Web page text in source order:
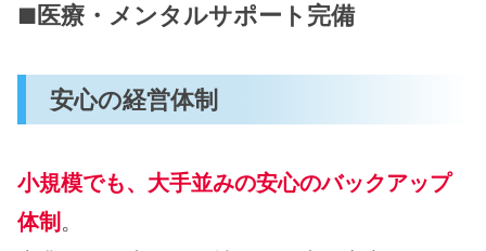
■ 医療・メンタルサポート完備
安心の経営体制
小規模でも、大手並みの安心のバックアップ
体制 。